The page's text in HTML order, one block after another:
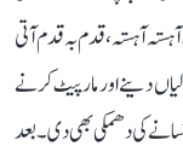
آہستہ، قدم بہ قدم آتی
دینے اور مارپیٹ کرنے
کی دھمکی بھی دی۔ بعد